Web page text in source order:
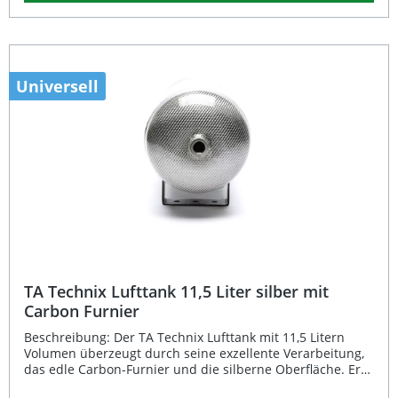
maximale Flexibilität beim Anschluss an verschiedene
ausgelegt, um eine einfache Integration in vorhandene
gewährleistet dank seiner robusten Bauweise eine lange
Lebensdauer bei konstantem Druckeinsatz. 19 Liter
Lufttank aus Aluminium mit echtem Carbon-Furnier
Universell einsetzbar für Luftfahrwerke und Airride-
Universell
TA Technix Lufttank 11,5 Liter silber mit
Carbon Furnier
Beschreibung: Der TA Technix Lufttank mit 11,5 Litern
Volumen überzeugt durch seine exzellente Verarbeitung,
das edle Carbon-Furnier und die silberne Oberfläche. Er